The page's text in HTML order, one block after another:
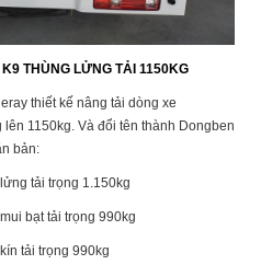
THÙNG LỬNG TẢI 1150KG
thiết kế nâng tải dòng xe
1150kg. Và đổi tên thành Dongben
bản:
tải trọng 1.150kg
bạt tải trọng 990kg
tải trọng 990kg